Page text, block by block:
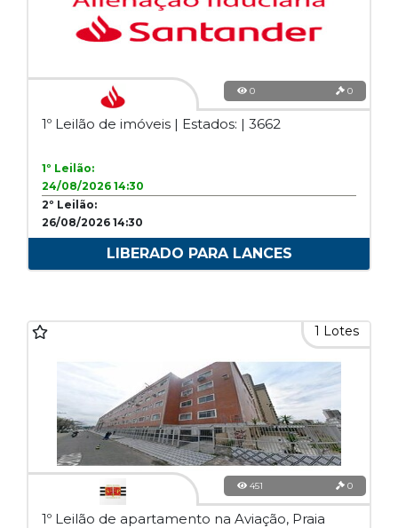
0 0
1º Leilão de imóveis | Estados: | 3662
1º Leilão:
24/08/2026 14:30
2º Leilão:
26/08/2026 14:30
LIBERADO PARA LANCES
1 Lotes
451 0
1º Leilão de apartamento na Aviação, Praia